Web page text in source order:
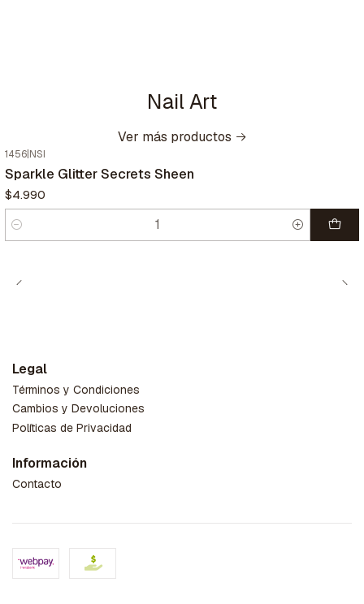
Nail Art
Ver más productos
1456 NSI
Sparkle Glitter Secrets Sheen
$4.990
Cantidad
Legal
Términos y Condiciones
Cambios y Devoluciones
Políticas de Privacidad
Información
Contacto